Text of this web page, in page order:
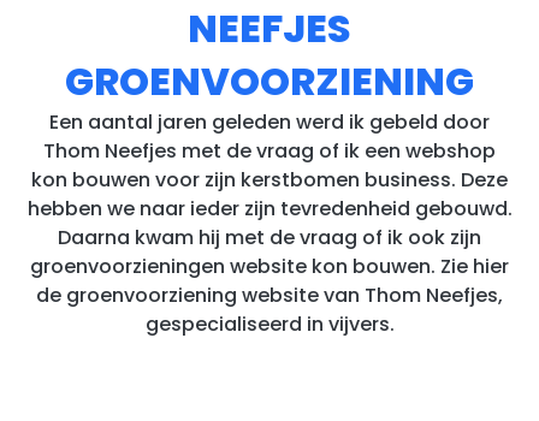
NEEFJES
GROENVOORZIENING
Een aantal jaren geleden werd ik gebeld door
Thom Neefjes met de vraag of ik een webshop
kon bouwen voor zijn kerstbomen business. Deze
hebben we naar ieder zijn tevredenheid gebouwd.
Daarna kwam hij met de vraag of ik ook zijn
groenvoorzieningen website kon bouwen. Zie hier
de groenvoorziening website van Thom Neefjes,
gespecialiseerd in vijvers.